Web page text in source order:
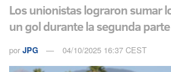
Los unionistas lograron sumar
un gol durante la segunda parte
por JPG 04/10/2025 16:37 CEST